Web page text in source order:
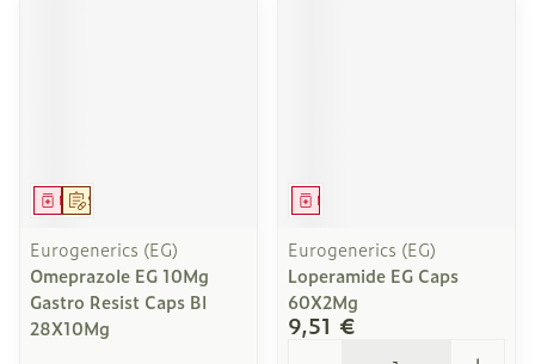
Sur prescription
Médicament
Eurogenerics (EG)
Omeprazole EG 10Mg
Gastro Resist Caps Bl
28X10Mg
Médicament
Eurogenerics (EG)
Loperamide EG Caps
60X2Mg
9,51 €